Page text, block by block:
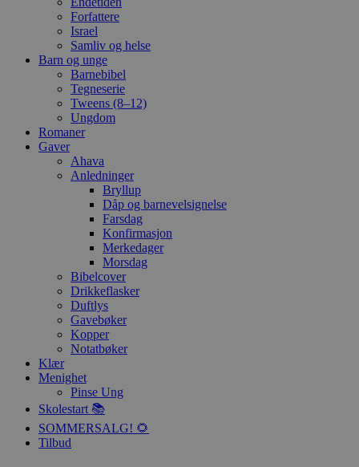
Forfattere
Israel
Samliv og helse
Barn og unge
Barnebibel
Tegneserie
Tweens (8–12)
Ungdom
Romaner
Gaver
Ahava
Anledninger
Bryllup
Dåp og barnevelsignelse
Farsdag
Konfirmasjon
Merkedager
Morsdag
Bibelcover
Drikkeflasker
Duftlys
Gavebøker
Kopper
Notatbøker
Klær
Menighet
Pinse Ung
Skolestart 📚
SOMMERSALG! 🌻
Tilbud